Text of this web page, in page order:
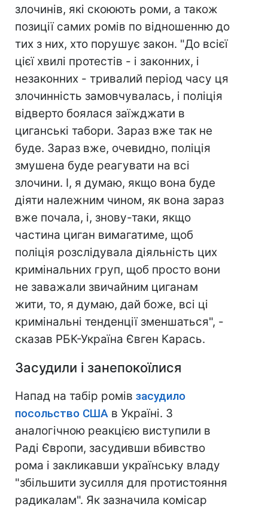
злочинів, які скоюють роми, а також
позиції самих ромів по відношенню до
тих з них, хто порушує закон. "До всієї
цієї хвилі протестів - і законних, і
незаконних - тривалий період часу ця
злочинність замовчувалась, і поліція
відверто боялася заїжджати в
циганські табори. Зараз вже так не
буде. Зараз вже, очевидно, поліція
змушена буде реагувати на всі
злочини. І, я думаю, якщо вона буде
діяти належним чином, як вона зараз
вже почала, і, знову-таки, якщо
частина циган вимагатиме, щоб
поліція розслідувала діяльність цих
кримінальних груп, щоб просто вони
не заважали звичайним циганам
жити, то, я думаю, дай боже, всі ці
кримінальні тенденції зменшаться", -
сказав РБК-Україна Євген Карась.
Засудили і занепокоїлися
Напад на табір ромів засудило
посольство США в Україні. З
аналогічною реакцією виступили в
Раді Європи, засудивши вбивство
рома і закликавши українську владу
"збільшити зусилля для протистояння
радикалам". Як зазначила комісар